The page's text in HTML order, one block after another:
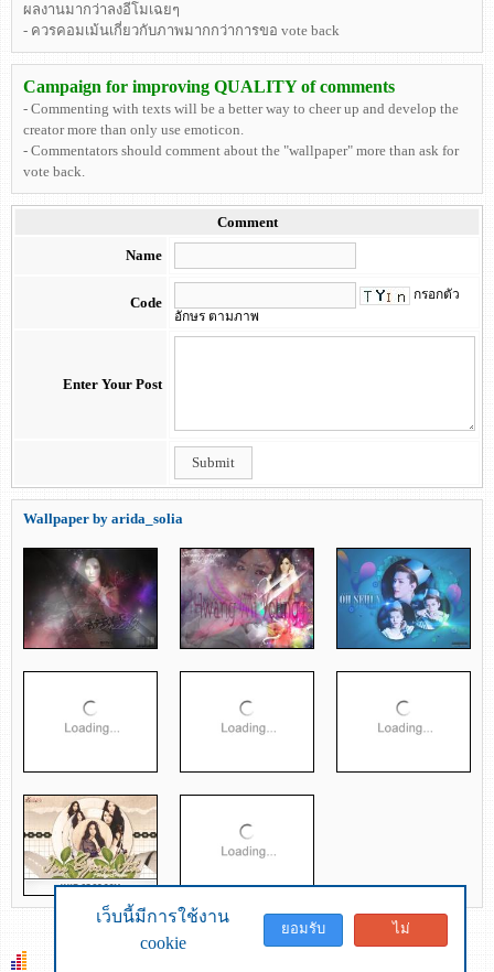
ผลงานมากว่าลงอีโมเฉยๆ
- ควรคอมเม้นเกี่ยวกับภาพมากกว่าการขอ vote back
Campaign for improving QUALITY of comments
- Commenting with texts will be a better way to cheer up and develop the
creator more than only use emoticon.
- Commentators should comment about the "wallpaper" more than ask for
vote back.
Comment
Name
Code
กรอกตัว
อักษร ตามภาพ
Enter Your Post
Wallpaper by arida_solia
เว็บนี้มีการใช้งาน
cookie
ยอมรับ
ไม่